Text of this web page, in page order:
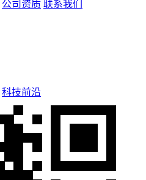
公司资质 联系我们
科技前沿